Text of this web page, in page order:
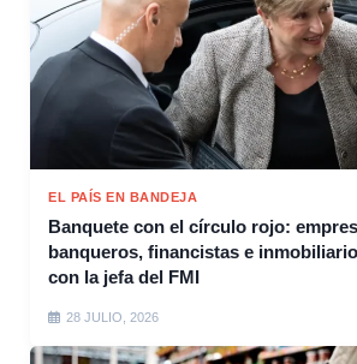
EL PAÍS EN BANDEJA
Banquete con el círculo rojo:
banqueros, financistas e
con la jefa del FMI
28 JULIO, 2026